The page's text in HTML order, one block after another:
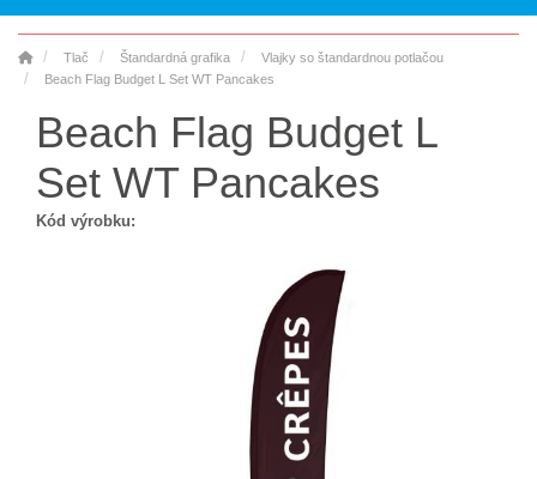
Tlač Štandardná grafika
Vlajky so štandardnou potlačou
Beach Flag Budget L Set WT Pancakes
Beach Flag Budget L
Set WT Pancakes
Kód výrobku: